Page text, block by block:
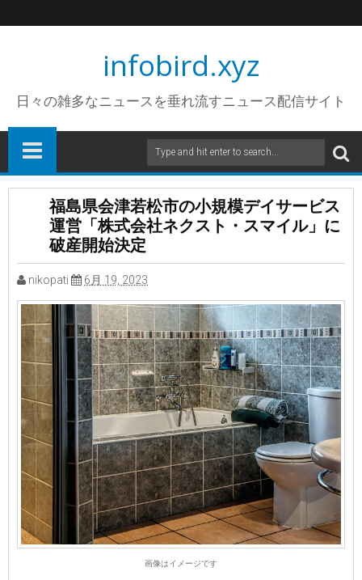
infobird.xyz
日々の雑多なニュースを垂れ流すニュース配信サイト
福島県会津若松市の小規模デイサービス
運営「株式会社ネクスト・スマイル」に
破産開始決定
nikopati 6月 19, 2023
画像はイメージです